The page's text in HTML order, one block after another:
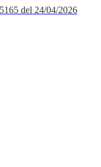
del 24/04/2026